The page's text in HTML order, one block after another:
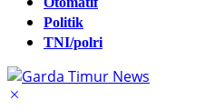
Politik
TNI/polri